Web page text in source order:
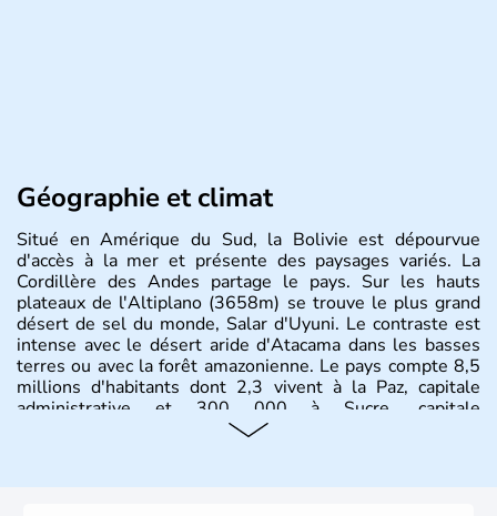
Géographie et climat
Situé en Amérique du Sud, la Bolivie est dépourvue
d'accès à la mer et présente des paysages variés. La
Cordillère des Andes partage le pays. Sur les hauts
plateaux de l'Altiplano (3658m) se trouve le plus grand
désert de sel du monde, Salar d'Uyuni. Le contraste est
intense avec le désert aride d'Atacama dans les basses
terres ou avec la forêt amazonienne. Le pays compte 8,5
millions d'habitants dont 2,3 vivent à la Paz, capitale
administrative et 300 000 à Sucre, capitale